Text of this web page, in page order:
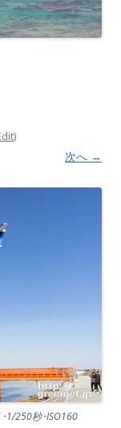
)
次へ →
･1/250秒･ISO160